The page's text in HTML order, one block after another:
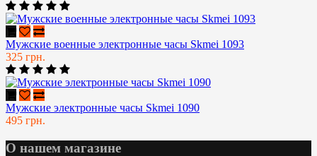
Мужские военные электронные часы Skmei 1093
325 грн.
Мужские электронные часы Skmei 1090
495 грн.
О нашем магазине